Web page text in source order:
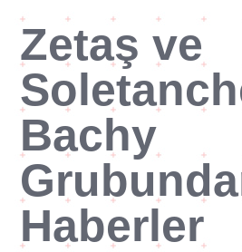
Zetaş ve
Bachy
Haberler